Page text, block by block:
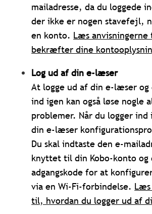
mailadresse, da du loggede
der ikke er nogen stavefejl,
en konto. Læs
bekræfter dine
Log ud af din e-læser
At logge ud af din e-læser
ind igen kan også løse nogle
problemer. Når du logger
din e-læser
Du skal indtaste den e-
knyttet til din Kobo-konto og
adgangskode for at
via en Wi-Fi-forbindelse. Læs
til, hvordan du logger ud af